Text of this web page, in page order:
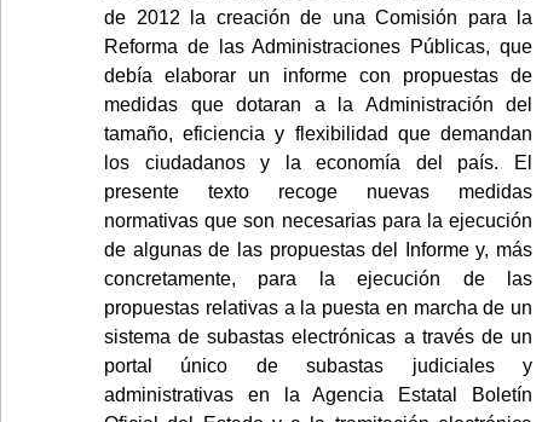
de 2012 la creación de una Comisión para la
Reforma de las Administraciones Públicas, que
debía elaborar un informe con propuestas de
medidas que dotaran a la Administración del
tamaño, eficiencia y flexibilidad que demandan
los ciudadanos y la economía del país. El
presente texto recoge nuevas medidas
normativas que son necesarias para la ejecución
de algunas de las propuestas del Informe y, más
concretamente, para la ejecución de las
propuestas relativas a la puesta en marcha de un
sistema de subastas electrónicas a través de un
portal único de subastas judiciales y
administrativas en la Agencia Estatal Boletín